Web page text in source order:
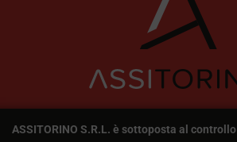
ASSITORINO S.R.L. è sottoposta al controllo